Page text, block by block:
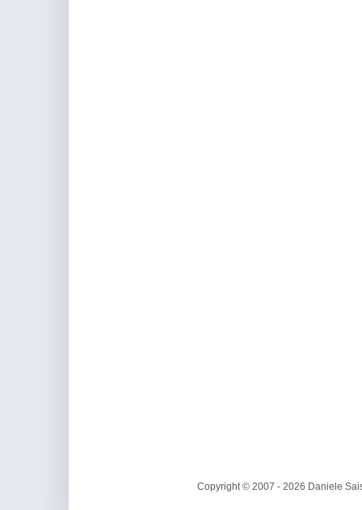
Copyright © 2007 - 2026 Daniele